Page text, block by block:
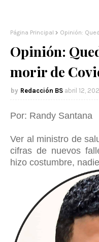
Página Principal Opinión:
Opinión:
morir de
Redacción BS abril 12,
Por: Randy Santana
Ver al ministro de
cifras de nuevos
hizo costumbre,